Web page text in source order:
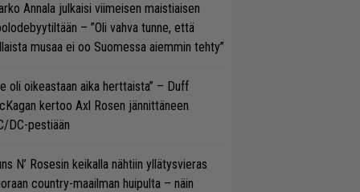
Annala julkaisi viimeisen maistiaisen
– ”Oli vahva tunne, että
musaa ei oo Suomessa aiemmin tehty”
oli oikeastaan aika herttaista” – Duff
kertoo Axl Rosen jännittäneen
DC-pestiään
N’ Rosesin keikalla nähtiin yllätysvieras
country-maailman huipulta – näin